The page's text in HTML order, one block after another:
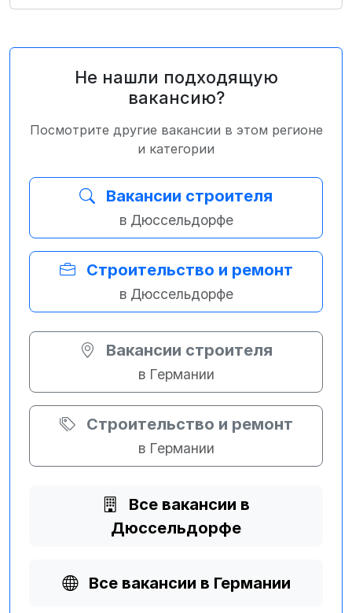
Не нашли подходящую
вакансию?
Посмотрите другие вакансии в этом регионе
и категории
Вакансии строителя
в Дюссельдорфе
Строительство и ремонт
в Дюссельдорфе
Вакансии строителя
в Германии
Строительство и ремонт
в Германии
Все вакансии в
Дюссельдорфе
Все вакансии в Германии